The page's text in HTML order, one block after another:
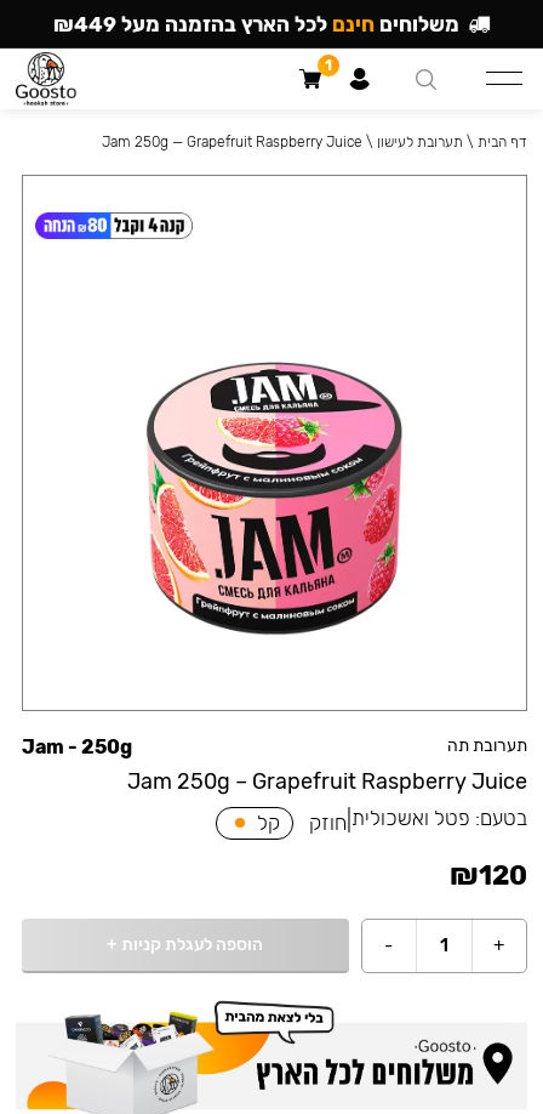
תערובת תה
Jam 250g – Grapefruit Raspberry Juice
Jam - 250g
בטעם: פטל ואשכולית חוזק קל
₪120
+
1
- הוספה לעגלת קניות +
דף הבית \ תערובת לעישון \
Jam 250g — Grapefruit Raspberry Juice
משלוחים חינם לכל הארץ בהזמנה מעל ₪449
1